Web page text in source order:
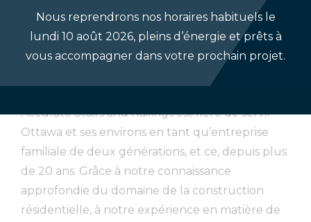
compétences.
Accurate Stairs and Railings est fière de servir
Ottawa et ses environs en tant qu’entreprise
familiale de deux générations, et ce, depuis plus
de 20 ans. Grâce à notre connaissance
approfondie du domaine de la construction
résidentielle, à notre expérience en matière de
Nous reprendrons nos horaires habituels le
lundi 10 août 2026, pleins d’énergie et prêts à
vous accompagner dans votre prochain projet.